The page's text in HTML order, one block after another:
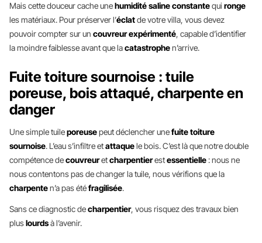
Mais cette douceur cache unehumidité saline constantequi ronge
les matériaux. Pour préserver l’éclatde votre villa, vous devez
pouvoir compter sur un couvreur expérimenté, capable d’identifier
la moindre faiblesse avant que lacatastrophen’arrive.
Fuite toiture sournoise : tuile
poreuse, bois attaqué, charpente en
danger
Une simple tuileporeusepeut déclencher unefuite toiture
sournoise. L’eau s’infiltre etattaquele bois. C’est là que notre double
compétence decouvreuretcharpentierestessentielle: nous ne
nous contentons pas de changer la tuile, nous vérifions que la
charpenten’a pas étéfragilisée.
Sans ce diagnostic decharpentier, vous risquez des travaux bien
pluslourdsà l’avenir.